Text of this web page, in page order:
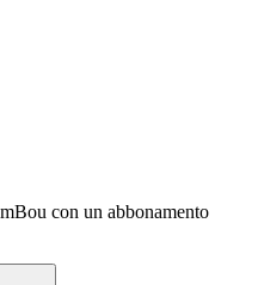
con un abbonamento